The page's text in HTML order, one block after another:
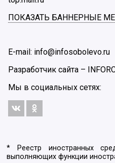
ПОКАЗАТЬ БАННЕРНЫЕ
E-mail: info@infosobolevo.ru
Разработчик сайта –
Мы в социальных сетях:
* Реестр иностранных
выполняющих функции